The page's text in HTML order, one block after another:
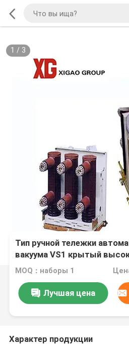
1 / 3
Тип ручной тележки
вакуума VS1 крытый
630A-5000A 12kv
MOQ：наборы 1
Лучшая цена
Характер продукции